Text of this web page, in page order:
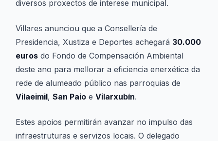
diversos proxectos de interese municipal.
Villares anunciou que a Consellería de
Presidencia, Xustiza e Deportes achegará 30.000
euros do Fondo de Compensación Ambiental
deste ano para mellorar a eficiencia enerxética da
rede de alumeado público nas parroquias de
Vilaeimil, San Paio e Vilarxubín.
Estes apoios permitirán avanzar no impulso das
infraestruturas e servizos locais. O delegado